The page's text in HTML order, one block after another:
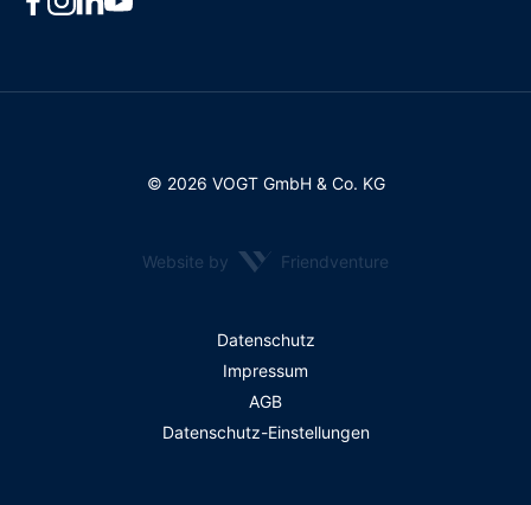
© 2026 VOGT GmbH & Co. KG
Website by Friendventure
Datenschutz
Impressum
AGB
Datenschutz-Einstellungen